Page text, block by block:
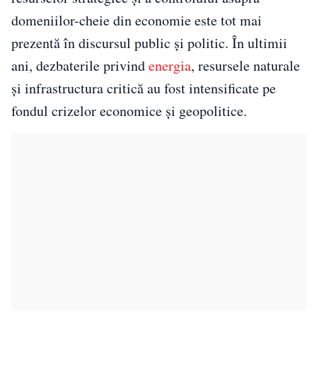
domeniilor-cheie din economie este tot mai
prezentă în discursul public și politic. În ultimii
ani, dezbaterile privindenergia, resursele naturale
și infrastructura critică au fost intensificate pe
fondul crizelor economice și geopolitice.